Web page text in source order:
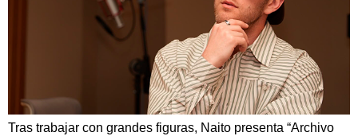
Tras trabajar con grandes figuras, Naito presenta “Archivo